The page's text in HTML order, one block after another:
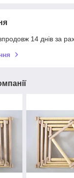
14 днів за